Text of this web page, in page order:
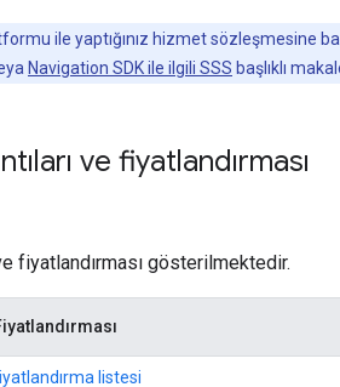
ile yaptığınız hizmet sözleşmesine
Navigation SDK ile ilgili SSS başlıklı
ve fiyatlandırması
fiyatlandırması gösterilmektedir.
listesi